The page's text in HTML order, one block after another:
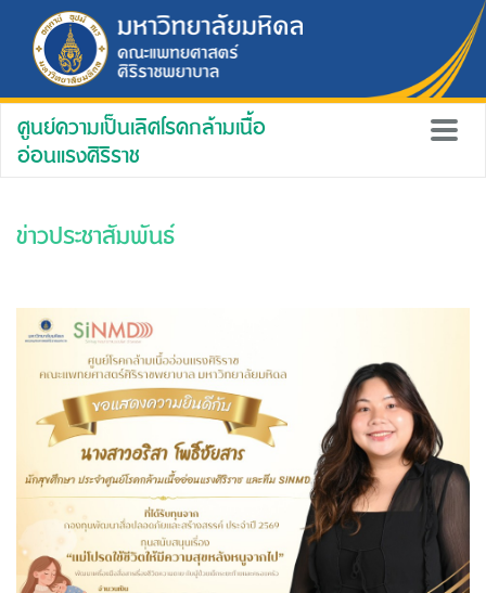
ศูนย์ความเป็นเลิศโรคกล้ามเนื้อ
อ่อนแรงศิริราช
ข่าวประชาสัมพันธ์